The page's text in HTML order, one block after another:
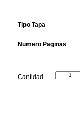
Tipo Tapa
Numero Paginas
Cantidad